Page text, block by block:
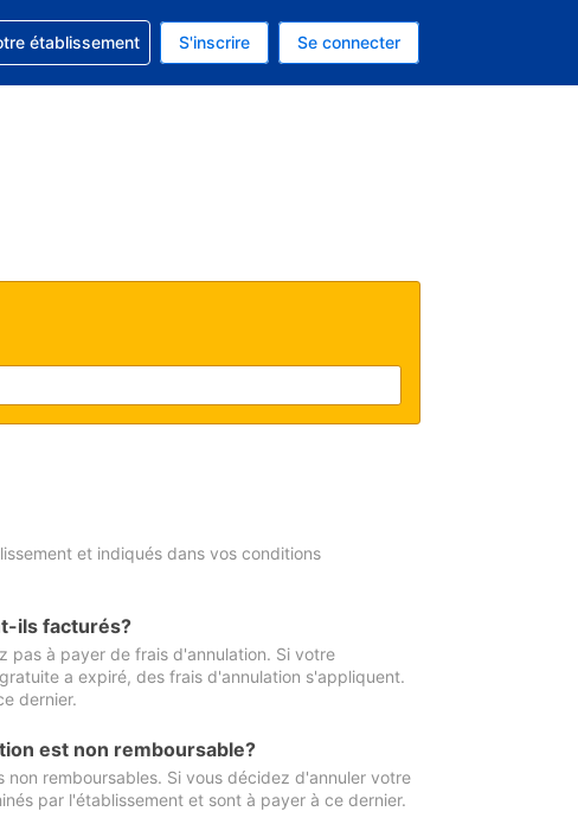
actuelle est celle-ci : Dollar américain.
Votre langue actuelle est celle-ci : Français.
l'aide concernant votre réservation
établissement S'inscrire Se connecter
et indiqués dans vos conditions
ils facturés?
pas à payer de frais d'annulation. Si votre
a expiré, des frais d'annulation s'appliquent.
dernier.
est non remboursable?
remboursables. Si vous décidez d'annuler votre
par l'établissement et sont à payer à ce dernier.